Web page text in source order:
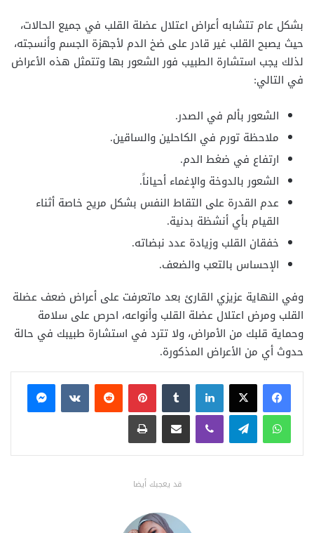
بشكل عام تتشابه أعراض اعتلال عضلة القلب في جميع الحالات،
حيث يصبح القلب غير قادر على ضخ الدم لأجهزة الجسم وأنسجته،
لذلك يجب استشارة الطبيب فور الشعور بها وتتمثل هذه الأعراض
في التالي:
الشعور بألم في الصدر.
ملاحظة تورم في الكاحلين والساقين.
ارتفاع في ضغط الدم.
الشعور بالدوخة والإغماء أحياناً.
عدم القدرة على التقاط النفس بشكل مريح خاصة أثناء
القيام بأي أنشظة بدنية.
خفقان القلب وزيادة عدد نبضاته.
الإحساس بالتعب والضعف.
وفي النهاية عزيزي القارئ بعد ماتعرفت على أعراض ضعف عضلة
القلب ومرض اعتلال عضلة القلب وأنواعه، احرص على سلامة
وحماية قلبك من الأمراض، ولا تترد في استشارة طبيبك في حالة
حدوث أي من الأعراض المذكورة.
فيسبوكX لينكدإن بينتيريست
ماسنجر
واتساب تيلقرام ڤايبر مشاركة عبر البريد طباعة
قد يعجبك أيضا